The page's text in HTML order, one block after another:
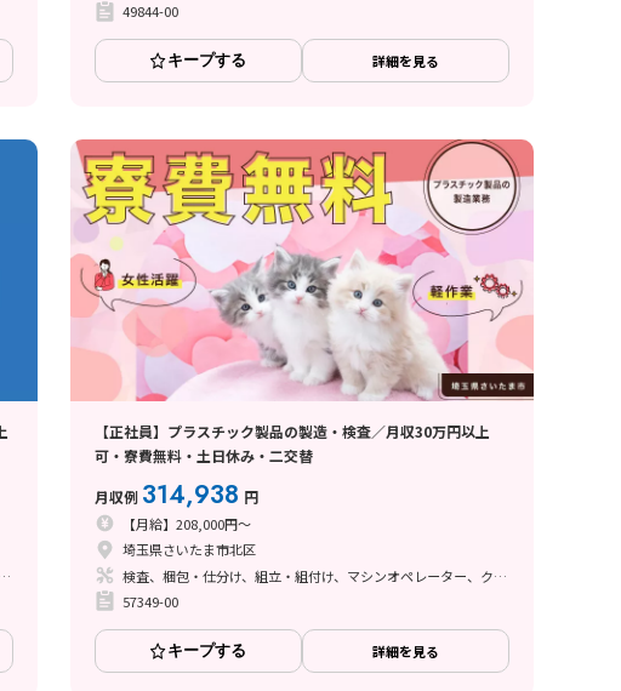
49844-00
キープする 詳細を見る
検査、梱包・仕分け、組立・組付け、マシンオペレーター、クリーンルーム、ライン作業、立ち作業
【正社員】プラスチック製品の製造・検査／月収30万円以上
可・寮費無料・土日休み・二交替
月収例 314,938 円
【月給】208,000円～
埼玉県さいたま市北区
検査、梱包・仕分け、組立・組付け、マシンオペレーター、クリーンルーム、ライン作業、立ち作業
57349-00
キープする 詳細を見る